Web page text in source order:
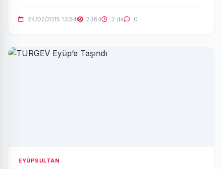
24/02/2015 13:54 2364 2 dk 0
EYÜPSULTAN